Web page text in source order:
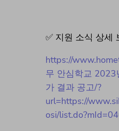
✅ 지원 소식 상세
https://
무 안심학교 2023
가 결과 공고/?
url=https://
osi/